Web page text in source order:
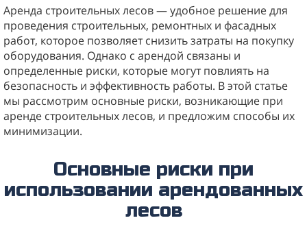
Аренда строительных лесов — удобное решение для
проведения строительных, ремонтных и фасадных
работ, которое позволяет снизить затраты на покупку
оборудования. Однако с арендой связаны и
определенные риски, которые могут повлиять на
безопасность и эффективность работы. В этой статье
мы рассмотрим основные риски, возникающие при
аренде строительных лесов, и предложим способы их
минимизации.
Основные риски при
использовании арендованных
лесов